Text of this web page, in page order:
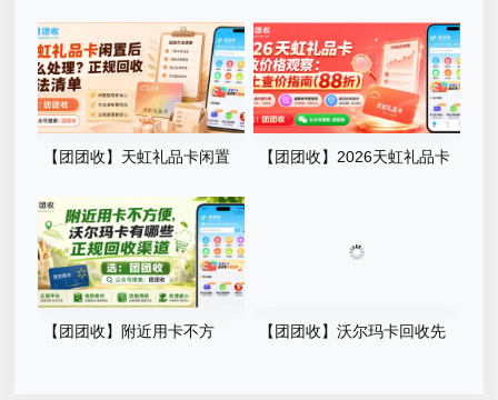
筛选攻略
案手册
【团团收】天虹礼品卡闲置
单
【团团收】2026天虹礼品卡
【团团收】附近用卡不方
【团团收】沃尔玛卡回收先